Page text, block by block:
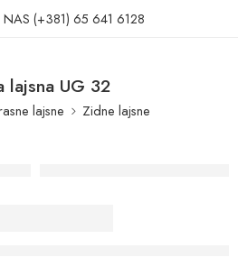
NAS (+381) 65 641 6128
lajsna UG 32
lajsne Zidne lajsne